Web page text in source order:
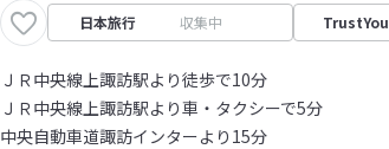
日本旅行 収集中 TrustYou
ＪＲ中央線上諏訪駅より徒歩で10分
ＪＲ中央線上諏訪駅より車・タクシーで5分
中央自動車道諏訪インターより15分